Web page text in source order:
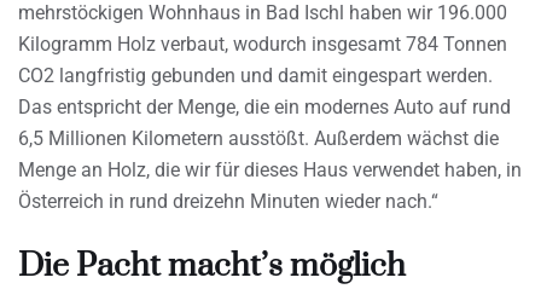
mehrstöckigen Wohnhaus in Bad Ischl haben wir 196.000
Kilogramm Holz verbaut, wodurch insgesamt 784 Tonnen
CO2 langfristig gebunden und damit eingespart werden.
Das entspricht der Menge, die ein modernes Auto auf rund
6,5 Millionen Kilometern ausstößt. Außerdem wächst die
Menge an Holz, die wir für dieses Haus verwendet haben, in
Österreich in rund dreizehn Minuten wieder nach.“
Die Pacht macht’s möglich